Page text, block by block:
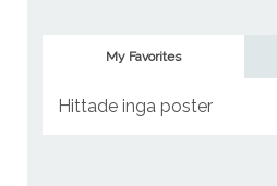
My Favorites
Hittade inga poster